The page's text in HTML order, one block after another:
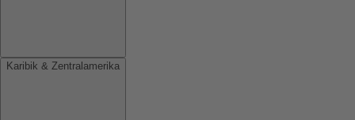
Karibik & Zentralamerika